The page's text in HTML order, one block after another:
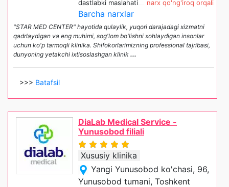
dastlabki maslahati narx qo'ng'iroq orqali
Barcha narxlar
"STAR MED CENTER" hayotida qulaylik, yuqori darajadagi xizmatni
qadrlaydigan va eng muhimi, sog'lom bo'lishni xohlaydigan insonlar
uchun ko'p tarmoqli klinika. Shifokorlarimizning professional tajribasi,
dunyoning yetakchi ixtisoslashgan klinik ...
>>> Batafsil
DiaLab Medical Service -
Yunusobod filiali
Xususiy klinika
Yangi Yunusobod ko'chasi, 96,
Yunusobod tumani, Toshkent